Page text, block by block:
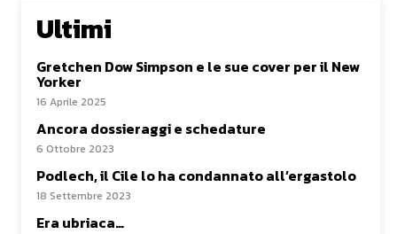
Ultimi
Gretchen Dow Simpson e le sue cover per il New
Yorker
16 Aprile 2025
Ancora dossieraggi e schedature
6 Ottobre 2023
Podlech, il Cile lo ha condannato all’ergastolo
18 Settembre 2023
Era ubriaca…